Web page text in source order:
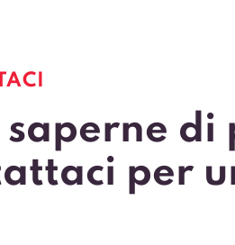
saperne di
per